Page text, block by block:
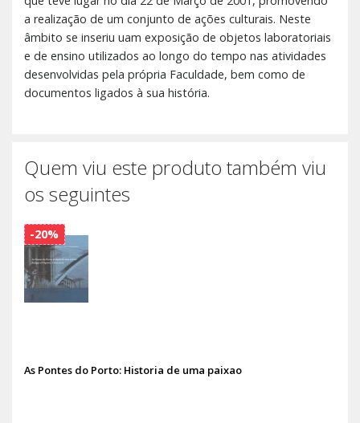
a realização de um conjunto de ações culturais. Neste
âmbito se inseriu uam exposição de objetos laboratoriais
e de ensino utilizados ao longo do tempo nas atividades
desenvolvidas pela própria Faculdade, bem como de
documentos ligados à sua história.
Quem viu este produto também viu
os seguintes
As Pontes do Porto: Historia de uma paixao
-20%